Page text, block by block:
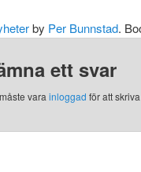
by Per Bunnstad.
ett svar
varainloggad för att